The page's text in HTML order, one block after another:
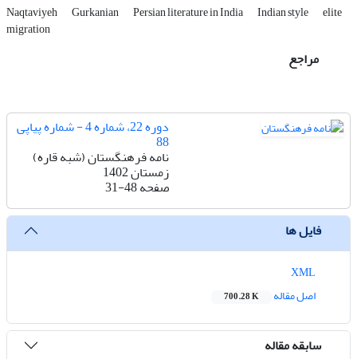
Naqtaviyeh Gurkanian Persian literature in India Indian style elite
migration
مراجع
دوره 22، شماره 4 - شماره پیاپی
88
نامه فرهنگستان (شبه قاره)
زمستان 1402
صفحه31-48
فایل ها
اصل مقاله
700.28 K
سابقه مقاله